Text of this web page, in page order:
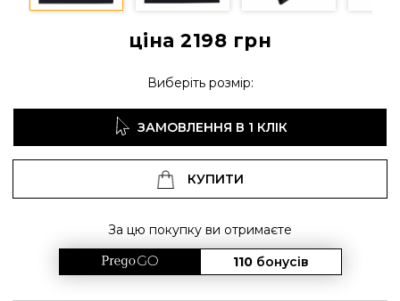
ціна 2198 грн
Виберіть розмір:
ЗАМОВЛЕННЯ В 1 КЛІК
КУПИТИ
За цю покупку ви отримаєте
110 бонусів